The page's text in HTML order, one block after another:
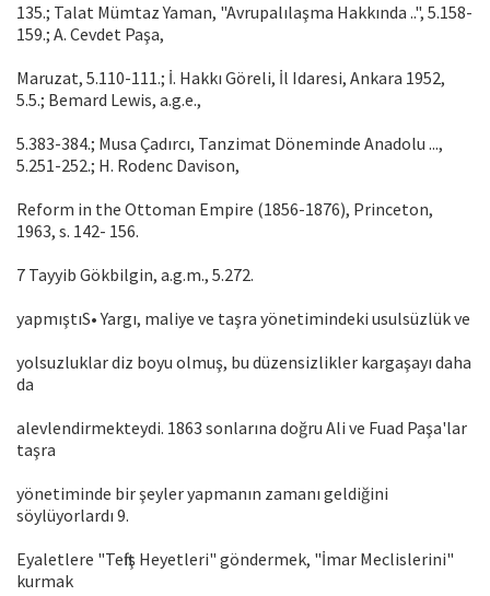
135.; Talat Mümtaz Yaman, "Avrupalılaşma Hakkında ..", 5.158-
159.; A. Cevdet Paşa,
Maruzat, 5.110-111.; İ. Hakkı Göreli, İl Idaresi, Ankara 1952,
5.5.; Bemard Lewis, a.g.e.,
5.383-384.; Musa Çadırcı, Tanzimat Döneminde Anadolu ...,
5.251-252.; H. Rodenc Davison,
Reform in the Ottoman Empire (1856-1876), Princeton,
1963, s. 142- 156.
7 Tayyib Gökbilgin, a.g.m., 5.272.
yapmıştıS• Yargı, maliye ve taşra yönetimindeki usulsüzlük ve
yolsuzluklar diz boyu olmuş, bu düzensizlikler kargaşayı daha
da
alevlendirmekteydi. 1863 sonlarına doğru Ali ve Fuad Paşa'lar
taşra
yönetiminde bir şeyler yapmanın zamanı geldiğini
söylüyorlardı 9.
Eyaletlere "Teftiş Heyetleri" göndermek, "İmar Meclislerini"
kurmak